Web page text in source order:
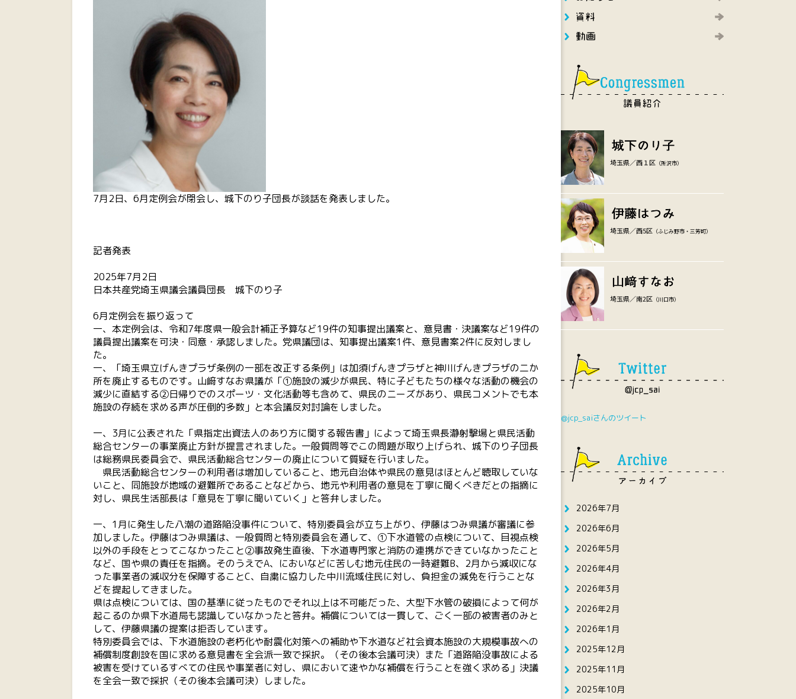
7月2日、6月定例会が閉会し、城下のり子団長が談話を発表しました。
記者発表
2025年7月2日
日本共産党埼玉県議会議員団長 城下のり子
6月定例会を振り返って
一、本定例会は、令和7年度県一般会計補正予算など19件の知事提出議案と、意見書・決議案など19件の
議員提出議案を可決・同意・承認しました。党県議団は、知事提出議案1件、意見書案2件に反対しまし
た。
一、「埼玉県立げんきプラザ条例の一部を改正する条例」は加須げんきプラザと神川げんきプラザの二か
所を廃止するものです。山﨑すなお県議が「①施設の減少が県民、特に子どもたちの様々な活動の機会の
減少に直結する②日帰りでのスポーツ・文化活動等も含めて、県民のニーズがあり、県民コメントでも本
施設の存続を求める声が圧倒的多数」と本会議反対討論をしました。
一、3月に公表された「県指定出資法人のあり方に関する報告書」によって埼玉県長瀞射撃場と県民活動
総合センターの事業廃止方針が提言されました。一般質問等でこの問題が取り上げられ、城下のり子団長
は総務県民委員会で、県民活動総合センターの廃止について質疑を行いました。
県民活動総合センターの利用者は増加していること、地元自治体や県民の意見はほとんど聴取していな
いこと、同施設が地域の避難所であることなどから、地元や利用者の意見を丁寧に聞くべきだとの指摘に
対し、県民生活部長は「意見を丁寧に聞いていく」と答弁しました。
一、1月に発生した八潮の道路陥没事件について、特別委員会が立ち上がり、伊藤はつみ県議が審議に参
加しました。伊藤はつみ県議は、一般質問と特別委員会を通して、①下水道管の点検について、目視点検
以外の手段をとってこなかったこと②事故発生直後、下水道専門家と消防の連携ができていなかったこと
など、国や県の責任を指摘。そのうえでA、においなどに苦しむ地元住民の一時避難B、2月から減収にな
った事業者の減収分を保障することC、自粛に協力した中川流域住民に対し、負担金の減免を行うことな
どを提起してきました。
県は点検については、国の基準に従ったものでそれ以上は不可能だった、大型下水管の破損によって何が
起こるのか県下水道局も認識していなかったと答弁。補償については一貫して、ごく一部の被害者のみと
して、伊藤県議の提案は拒否しています。
特別委員会では、下水道施設の老朽化や耐震化対策への補助や下水道など社会資本施設の大規模事故への
補償制度創設を国に求める意見書を全会派一致で採択。（その後本会議可決）また「道路陥没事故による
被害を受けているすべての住民や事業者に対し、県において速やかな補償を行うことを強く求める」決議
を全会一致で採択（その後本会議可決）しました。
埼玉県／西１区 （所沢市）
埼玉県／西5区 （ふじみ野市・三芳町）
埼玉県／南2区 （川口市）
@jcp_saiさんのツイート
2026年7月
2026年6月
2026年5月
2026年4月
2026年3月
2026年2月
2026年1月
2025年12月
2025年11月
2025年10月